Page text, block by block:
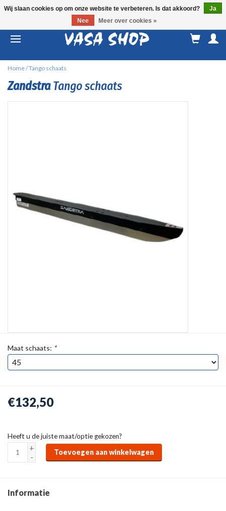
Home/Tango schaats
ZandstraTango schaats
Maat schaats: *
€132,50
Heeft u de juiste maat/optie gekozen?
+
-
Toevoegen aan winkelwagen
Informatie
Wij slaan cookies op om onze website te verbeteren. Is dat akkoord?
Ja
Nee
Meer over cookies »